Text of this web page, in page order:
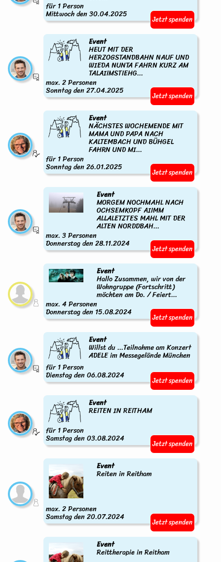
für 1 Person
Mittwoch den 30.04.2025 Jetzt spenden
Event
HEUT MIT DER
HERZOGSTANDBAHN NAUF UND
WIEDA NUNTA FAHRN KURZ AM
TALAIIMSTIEHG...
max. 2 Personen
Sonntag den 27.04.2025 Jetzt spenden
Event
NÄCHSTES WOCHEMENDE MIT
MAMA UND PAPA NACH
KALTEMBACH UND BÜHGEL
FAHRN UND MI...
für 1 Person
Sonntag den 26.01.2025 Jetzt spenden
Event
MORGEM NOCHMAHL NACH
OCHSEMKOPF AIIMM
ALLALETZTES MAHL MIT DER
ALTEN NORDDBAH...
max. 3 Personen
Donnerstag den 28.11.2024 Jetzt spenden
Event
Hallo Zusammen, wir von der
Wohngruppe (Fortschritt)
möchten am Do. / Feiert...
max. 4 Personen
Donnerstag den 15.08.2024 Jetzt spenden
Event
Willst du ...Teilnahme am Konzert
ADELE im Messegelände München
für 1 Person
Dienstag den 06.08.2024 Jetzt spenden
Event
REITEN IN REITHAM
für 1 Person
Samstag den 03.08.2024 Jetzt spenden
Event
Reiten in Reitham
max. 2 Personen
Samstag den 20.07.2024 Jetzt spenden
Event
Reittherapie in Reitham